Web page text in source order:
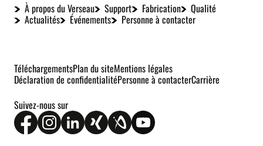
À propos du Verseau
Support Fabrication Qualité
Actualités Événements Personne à contacter
TéléchargementsPlan du siteMentions légales
Déclaration de confidentialitéPersonne à contacterCarrière
Suivez-nous sur